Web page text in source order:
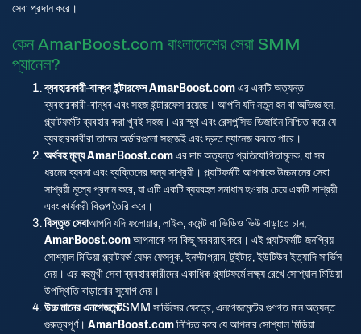
সেবা প্রদান করে।
কেন AmarBoost.com বাংলাদেশের সেরা SMM
প্যানেল?
ব্যবহারকারী-বান্ধব ইন্টারফেসAmarBoost.comএর একটি অত্যন্ত
ব্যবহারকারী-বান্ধব এবং সহজ ইন্টারফেস রয়েছে। আপনি যদি নতুন হন বা অভিজ্ঞ হন,
প্ল্যাটফর্মটি ব্যবহার করা খুবই সহজ। এর স্মুথ এবং রেসপন্সিভ ডিজাইন নিশ্চিত করে যে
ব্যবহারকারীরা তাদের অর্ডারগুলো সহজেই এবং দ্রুত ম্যানেজ করতে পারে।
অর্থবহ মূল্যAmarBoost.comএর দাম অত্যন্ত প্রতিযোগিতামূলক, যা সব
ধরনের ব্যবসা এবং ব্যক্তিদের জন্য সাশ্রয়ী। প্ল্যাটফর্মটি আপনাকে উচ্চমানের সেবা
সাশ্রয়ী মূল্যে প্রদান করে, যা এটি একটি ব্যয়বহুল সমাধান হওয়ার চেয়ে একটি সাশ্রয়ী
এবং কার্যকরী বিকল্প তৈরি করে।
বিস্তৃত সেবাআপনি যদি ফলোয়ার, লাইক, কমেন্ট বা ভিডিও ভিউ বাড়াতে চান,
AmarBoost.comআপনাকে সব কিছু সরবরাহ করে। এই প্ল্যাটফর্মটি জনপ্রিয়
সোশ্যাল মিডিয়া প্ল্যাটফর্ম যেমন ফেসবুক, ইনস্টাগ্রাম, টুইটার, ইউটিউব ইত্যাদি সার্ভিস
দেয়। এর বহুমুখী সেবা ব্যবহারকারীদের একাধিক প্ল্যাটফর্মে লক্ষ্য রেখে সোশ্যাল মিডিয়া
উপস্থিতি বাড়ানোর সুযোগ দেয়।
উচ্চ মানের এনগেজমেন্টSMM সার্ভিসের ক্ষেত্রে, এনগেজমেন্টের গুণগত মান অত্যন্ত
গুরুত্বপূর্ণ। AmarBoost.comনিশ্চিত করে যে আপনার সোশ্যাল মিডিয়া